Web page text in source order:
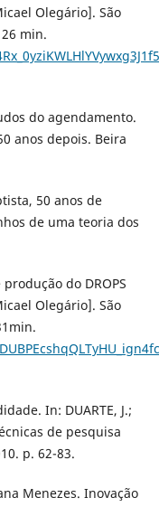
Olegário]. São
min.
do agendamento.
anos depois. Beira
50 anos de
de uma teoria dos
do DROPS
Olegário]. São
In: DUARTE, J.;
de pesquisa
p. 62-83.
Menezes. Inovação